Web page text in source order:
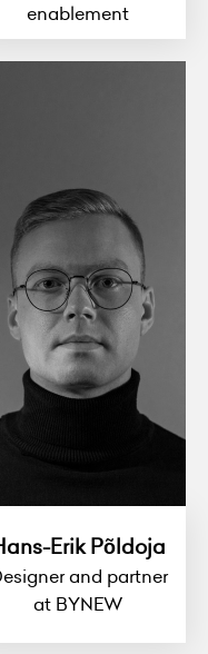
enablement
Erik Põldoja
and partner
at BYNEW